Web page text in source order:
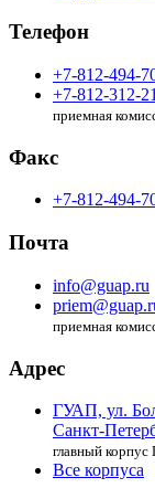
Телефон
+7-812-494-
+7-812-312-
приемная
Факс
+7-812-494-
Почта
info@guap.ru
приемная
Адрес
ГУАП, ул.
Санкт-
главный
Все корпуса